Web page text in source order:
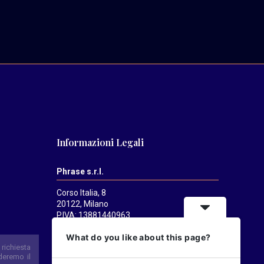
Informazioni Legali
Phrase s.r.l.
Corso Italia, 8
20122, Milano
P.IVA: 13881440963
Mediatrendsè una testata registrata
Direttore responsabile:Alessandro
What do you like about this page?